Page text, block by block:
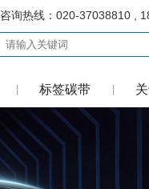
咨询热线：020-37038810 ,
标签碳带